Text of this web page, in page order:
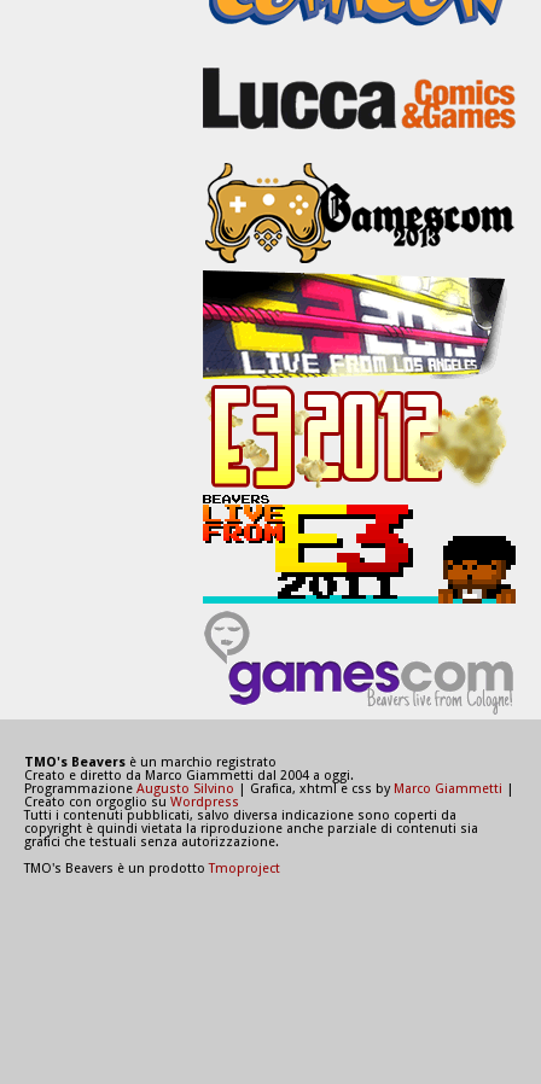
TMO's Beavers è un marchio registrato
Creato e diretto da Marco Giammetti dal 2004 a oggi.
Programmazione Augusto Silvino | Grafica, xhtml e css byMarco Giammetti
Creato con orgoglio su Wordpress
Tutti i contenuti pubblicati, salvo diversa indicazione sono coperti da
copyright è quindi vietata la riproduzione anche parziale di contenuti sia
grafici che testuali senza autorizzazione.
TMO's Beavers è un prodottoTmoproject